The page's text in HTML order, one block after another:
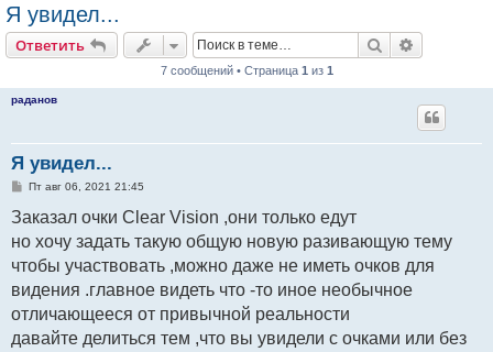
Я увидел...
Ответить Поиск
7 сообщений • Страница 1 из 1
раданов
Я увидел...
С
о
б
щ
е
н
е
Пт авг 06, 2021 21:45
Заказал очки Clear Vision ,они только едут
но хочу задать такую общую новую разивающую тему
чтобы участвовать ,можно даже не иметь очков для
видения .главное видеть что -то иное необычное
отличающееся от привычной реальности
давайте делиться тем ,что вы увидели с очками или без